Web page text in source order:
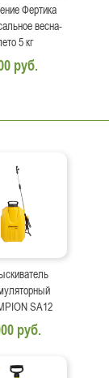
Фертика
весна-
5 кг
руб.
SA12
руб.